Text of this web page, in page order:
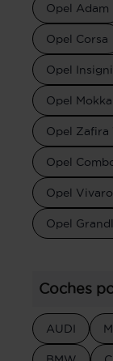
Opel Adam
Opel Corsa
Opel
Opel
Opel Zafira
Opel
Opel Vivaro
Opel
Coches
AUDI